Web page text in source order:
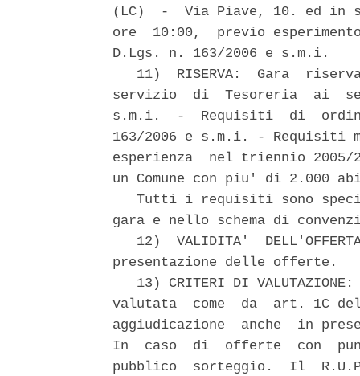
(LC)  -  Via Piave, 10. ed in
ore  10:00,  previo
D.Lgs. n. 163/2006 e s.m.i.
11)  RISERVA:  Gara
servizio  di  Tesoreria  ai
s.m.i.  -  Requisiti  di
163/2006 e s.m.i. - Requisiti
esperienza  nel triennio
un Comune con piu' di 2.000
Tutti i requisiti sono
gara e nello schema di
12)  VALIDITA'
presentazione delle offerte.
13) CRITERI DI
valutata  come  da  art. 1C
aggiudicazione  anche  in
In  caso  di  offerte  con
pubblico  sorteggio.  Il